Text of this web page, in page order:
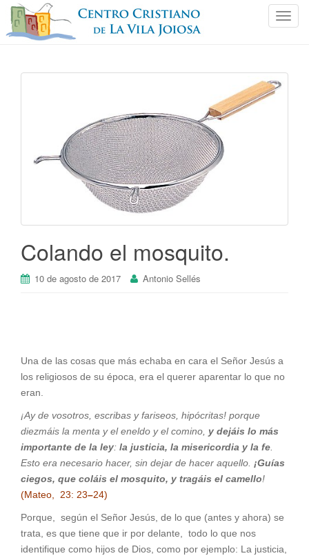
C
c
Colando el mosquito.
10 de agosto de 2017 Antonio Sellés
Una de las cosas que más echaba en cara el Señor Jesús a
los religiosos de su época, era el querer aparentar lo que no
eran.
¡Ay de vosotros, escribas y fariseos, hipócritas! porque
diezmáis la menta y el eneldo y el comino, y dejáis lo más
importante de la ley: la justicia, la misericordia y la fe
Esto era necesario hacer, sin dejar de hacer aquello. ¡Guías
ciegos, que coláis el mosquito, y tragáis el camello!
(Mateo, 23: 23–24)
Porque, según el Señor Jesús, de lo que (antes y ahora) se
trata, es que tiene que ir por delante, todo lo que nos
identifique como hijos de Dios, como por ejemplo: La justicia,